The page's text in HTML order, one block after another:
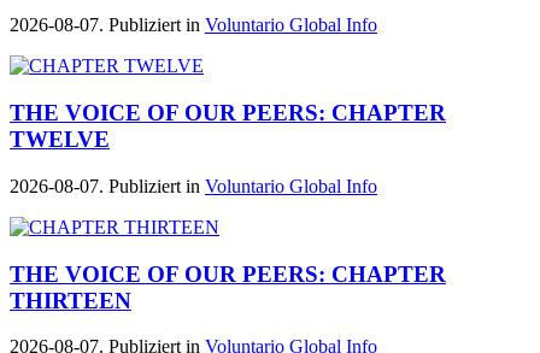
2026-08-07. Publiziert in Voluntario Global Info
THE VOICE OF OUR PEERS: CHAPTER
TWELVE
2026-08-07. Publiziert in Voluntario Global Info
THE VOICE OF OUR PEERS: CHAPTER
THIRTEEN
2026-08-07. Publiziert in Voluntario Global Info